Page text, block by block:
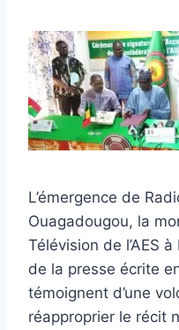
L’émergence de
Ouagadougou, la
Télévision de l’AES
de la presse écrite
témoignent d’une
réapproprier le récit